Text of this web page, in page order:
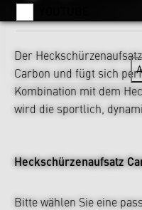
Der
Carbon und fügt sich
Kombination mit dem
wird die sportlich,
Heckschürzenaufsatz
Bitte wählen Sie eine